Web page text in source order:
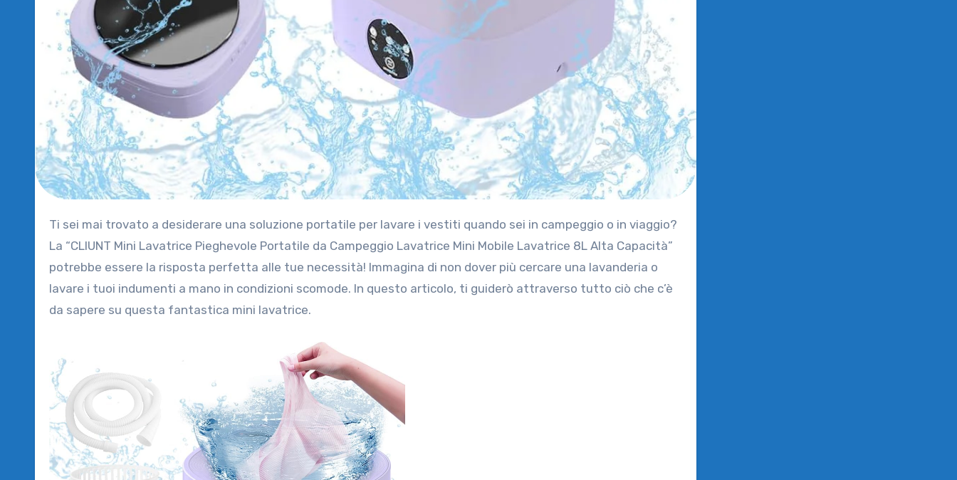
Ti sei mai trovato a desiderare una soluzione portatile per lavare i vestiti quando sei in campeggio o in viaggio?
La “CLIUNT Mini Lavatrice Pieghevole Portatile da Campeggio Lavatrice Mini Mobile Lavatrice 8L Alta Capacità”
potrebbe essere la risposta perfetta alle tue necessità! Immagina di non dover più cercare una lavanderia o
lavare i tuoi indumenti a mano in condizioni scomode. In questo articolo, ti guiderò attraverso tutto ciò che c’è
da sapere su questa fantastica mini lavatrice.